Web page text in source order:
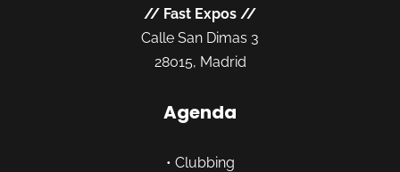
// Fast Expos //
Calle San Dimas 3
28015, Madrid
Agenda
• Clubbing